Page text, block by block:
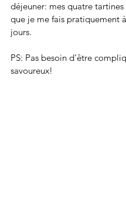
déjeuner: mes quatre
que je me fais pratiquement
jours.
PS: Pas besoin d'être
savoureux!